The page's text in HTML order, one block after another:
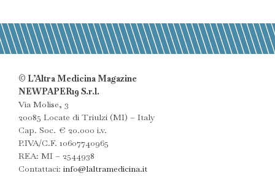
© L’Altra Medicina Magazine
NEWPAPER19 S.r.l.
Via Molise, 3
20085 Locate di Triulzi (MI) – Italy
Cap. Soc. € 20.000 i.v.
P.IVA/C.F. 10607740965
REA: MI – 2544938
Contattaci: info@laltramedicina.it